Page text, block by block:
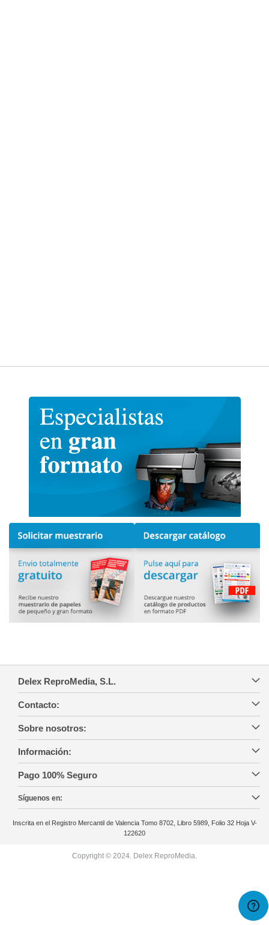
Delex ReproMedia, S.L.
Contacto:
Sobre nosotros:
Información:
Pago 100% Seguro
Síguenos en:
Inscrita en el Registro Mercantil de Valencia Tomo 8702, Libro 5989, Folio 32 Hoja V-
122620
Copyright © 2024. Delex ReproMedia.